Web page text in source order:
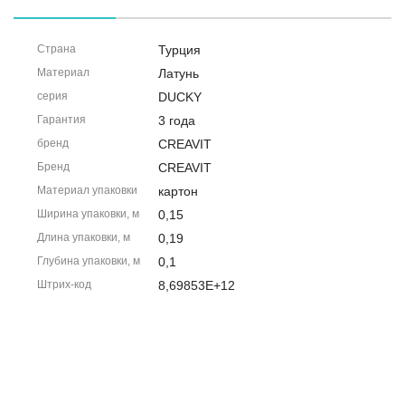
Страна Турция
Материал Латунь
серия DUCKY
Гарантия 3 года
бренд CREAVIT
Бренд CREAVIT
Материал упаковки картон
Ширина упаковки, м 0,15
Длина упаковки, м 0,19
Глубина упаковки, м 0,1
Штрих-код 8,69853E+12